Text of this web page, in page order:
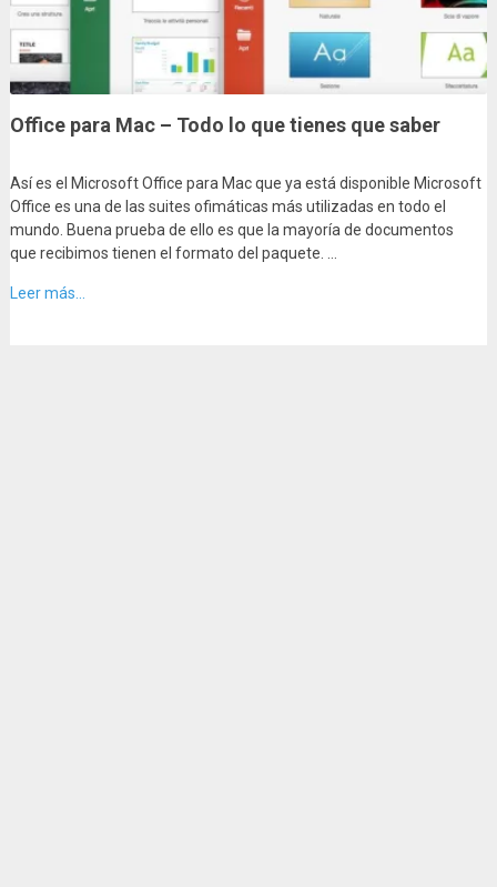
Office para Mac – Todo lo que tienes que saber
Así es el Microsoft Office para Mac que ya está disponible Microsoft
Office es una de las suites ofimáticas más utilizadas en todo el
mundo. Buena prueba de ello es que la mayoría de documentos
que recibimos tienen el formato del paquete. …
Leer más...